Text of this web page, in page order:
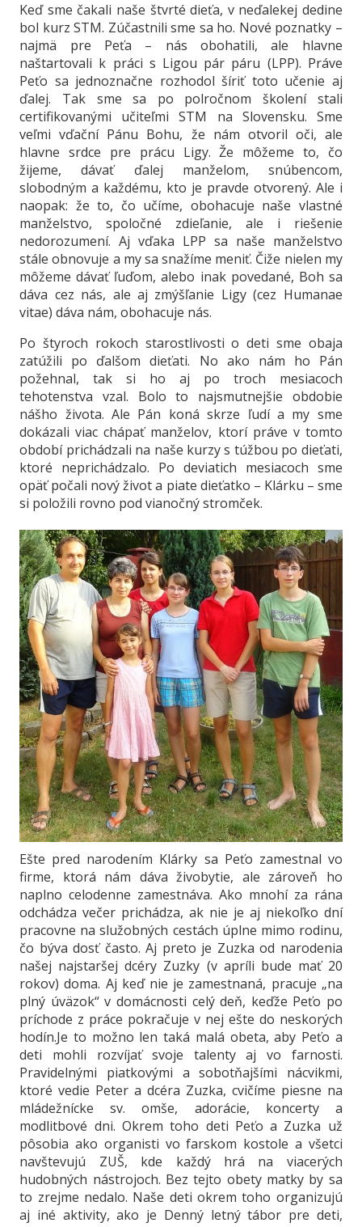
Keď sme čakali naše štvrté dieťa, v neďalekej dedine
bol kurz STM. Zúčastnili sme sa ho. Nové poznatky –
najmä pre Peťa – nás obohatili, ale hlavne
naštartovali k práci s Ligou pár páru (LPP). Práve
Peťo sa jednoznačne rozhodol šíriť toto učenie aj
ďalej. Tak sme sa po polročnom školení stali
certifikovanými učiteľmi STM na Slovensku. Sme
veľmi vďační Pánu Bohu, že nám otvoril oči, ale
hlavne srdce pre prácu Ligy. Že môžeme to, čo
žijeme, dávať ďalej manželom, snúbencom,
slobodným a každému, kto je pravde otvorený. Ale i
naopak: že to, čo učíme, obohacuje naše vlastné
manželstvo, spoločné zdieľanie, ale i riešenie
nedorozumení. Aj vďaka LPP sa naše manželstvo
stále obnovuje a my sa snažíme meniť. Čiže nielen my
môžeme dávať ľuďom, alebo inak povedané, Boh sa
dáva cez nás, ale aj zmýšľanie Ligy (cez Humanae
vitae) dáva nám, obohacuje nás.
Po štyroch rokoch starostlivosti o deti sme obaja
zatúžili po ďalšom dieťati. No ako nám ho Pán
požehnal, tak si ho aj po troch mesiacoch
tehotenstva vzal. Bolo to najsmutnejšie obdobie
nášho života. Ale Pán koná skrze ľudí a my sme
dokázali viac chápať manželov, ktorí práve v tomto
období prichádzali na naše kurzy s túžbou po dieťati,
ktoré neprichádzalo. Po deviatich mesiacoch sme
opäť počali nový život a piate dieťatko – Klárku – sme
si položili rovno pod vianočný stromček.
Ešte pred narodením Klárky sa Peťo zamestnal vo
firme, ktorá nám dáva živobytie, ale zároveň ho
naplno celodenne zamestnáva. Ako mnohí za rána
odchádza večer prichádza, ak nie je aj niekoľko dní
pracovne na služobných cestách úplne mimo rodinu,
čo býva dosť často. Aj preto je Zuzka od narodenia
našej najstaršej dcéry Zuzky (v apríli bude mať 20
rokov) doma. Aj keď nie je zamestnaná, pracuje „na
plný úväzok“ v domácnosti celý deň, keďže Peťo po
príchode z práce pokračuje v nej ešte do neskorých
hodín.Je to možno len taká malá obeta, aby Peťo a
deti mohli rozvíjať svoje talenty aj vo farnosti.
Pravidelnými piatkovými a sobotňajšími nácvikmi,
ktoré vedie Peter a dcéra Zuzka, cvičíme piesne na
mládežnícke sv. omše, adorácie, koncerty a
modlitbové dni. Okrem toho deti Peťo a Zuzka už
pôsobia ako organisti vo farskom kostole a všetci
navštevujú ZUŠ, kde každý hrá na viacerých
hudobných nástrojoch. Bez tejto obety matky by sa
to zrejme nedalo. Naše deti okrem toho organizujú
aj iné aktivity, ako je Denný letný tábor pre deti,